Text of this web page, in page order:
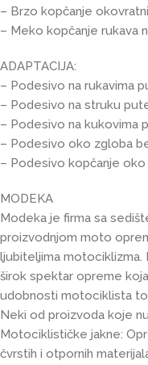
– Brzo kopčanje
– Meko kopčanje rukava
ADAPTACIJA:
– Podesivo na rukavima
– Podesivo na struku
– Podesivo na kukovima
– Podesivo oko zgloba
– Podesivo kopčanje
MODEKA
Modeka je firma sa
proizvodnjom moto
ljubiteljima motociklizma.
širok spektar opreme
udobnosti motociklista
Neki od proizvoda koje
Motociklističke jakne:
čvrstih i otpornih